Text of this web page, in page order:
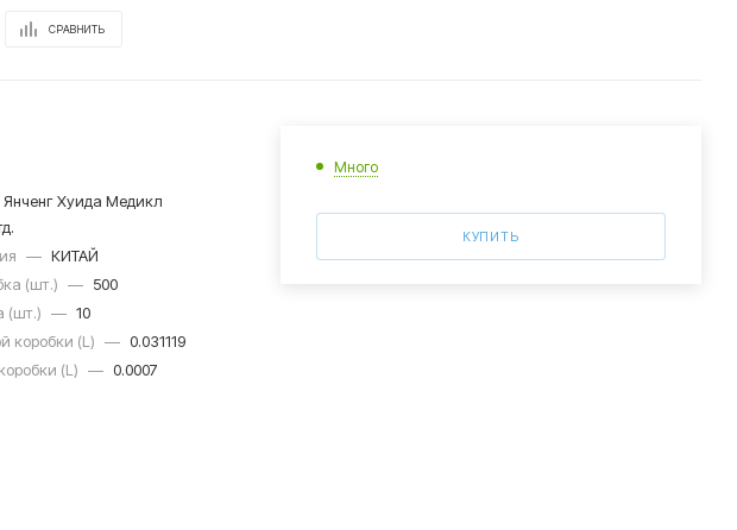
СРАВНИТЬ
Янченг Хуида Медикл
— КИТАЙ
(шт.) — 500
(шт.) — 10
коробки (L) — 0.031119
(L) — 0.0007
Много
КУПИТЬ